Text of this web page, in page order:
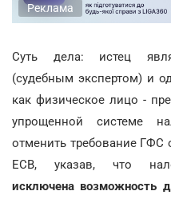
Реклама
Суть дела: истец
(судебным экспертом) и
как физическое лицо -
упрощенной системе
отменить требование ГФС
ЕСВ, указав, что
исключена возможность